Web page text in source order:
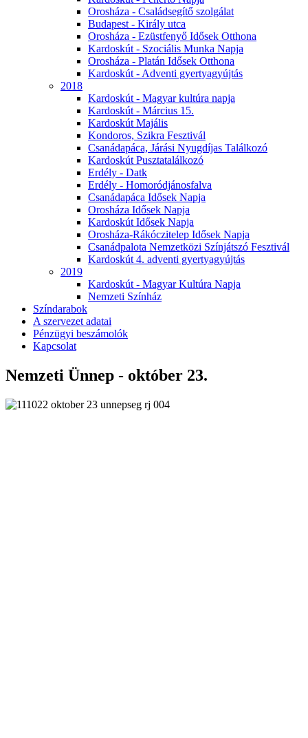
Orosháza - Családsegítő szolgálat
Budapest - Király utca
Orosháza - Ezüstfenyő Idősek Otthona
Kardoskút - Szociális Munka Napja
Orosháza - Platán Idősek Otthona
Kardoskút - Adventi gyertyagyújtás
2018
Kardoskút - Magyar kultúra napja
Kardoskút - Március 15.
Kardoskút Majális
Kondoros, Szikra Fesztivál
Csanádapáca, Járási Nyugdíjas Találkozó
Kardoskút Pusztatalálkozó
Erdély - Datk
Erdély - Homoródjánosfalva
Csanádapáca Idősek Napja
Orosháza Idősek Napja
Kardoskút Idősek Napja
Orosháza-Rákóczitelep Idősek Napja
Csanádpalota Nemzetközi Színjátszó Fesztivál
Kardoskút 4. adventi gyertyagyújtás
2019
Kardoskút - Magyar Kultúra Napja
Nemzeti Színház
Színdarabok
A szervezet adatai
Pénzügyi beszámolók
Kapcsolat
Nemzeti Ünnep - október 23.